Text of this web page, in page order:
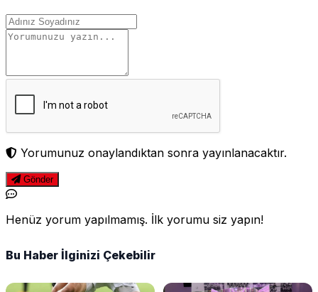
Yorumunuz onaylandıktan sonra yayınlanacaktır.
Gönder
Henüz yorum yapılmamış. İlk yorumu siz yapın!
Bu Haber İlginizi Çekebilir